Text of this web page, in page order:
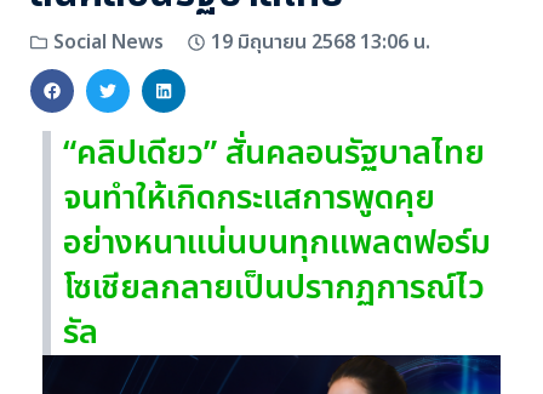
Social News 19 มิถุนายน 2568 13:06 น.
“คลิปเดียว” สั่นคลอนรัฐบาลไทย
จนทำให้เกิดกระแสการพูดคุย
อย่างหนาแน่นบนทุกแพลตฟอร์ม
โซเชียลกลายเป็นปรากฏการณ์ไว
รัล